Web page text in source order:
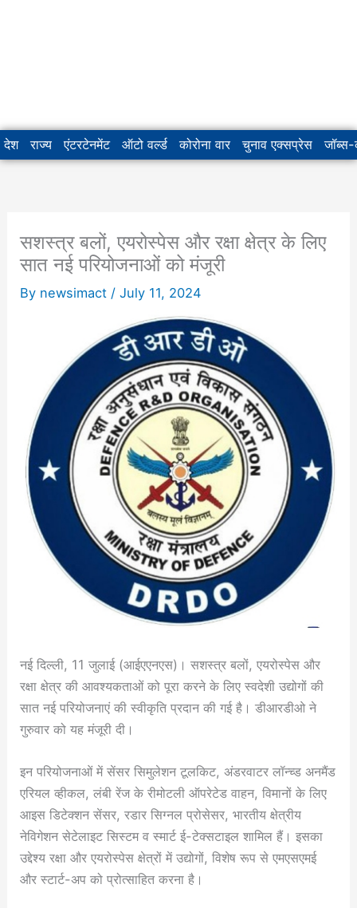
देश राज्य एंटरटेनमेंट ऑटो वर्ल्ड कोरोना वार चुनाव एक्सप्रेस जॉब्स-
सशस्त्र बलों, एयरोस्पेस और रक्षा क्षेत्र के लिए
सात नई परियोजनाओं को मंजूरी
By newsimact /July 11, 2024
नई दिल्ली, 11 जुलाई (आईएएनएस)। सशस्त्र बलों, एयरोस्पेस और
रक्षा क्षेत्र की आवश्यकताओं को पूरा करने के लिए स्वदेशी उद्योगों की
सात नई परियोजनाएं की स्वीकृति प्रदान की गई है। डीआरडीओ ने
गुरुवार को यह मंजूरी दी।
इन परियोजनाओं में सेंसर सिमुलेशन टूलकिट, अंडरवाटर लॉन्च्ड अनमैंड
एरियल व्हीकल, लंबी रेंज के रीमोटली ऑपरेटेड वाहन, विमानों के लिए
आइस डिटेक्शन सेंसर, रडार सिग्नल प्रोसेसर, भारतीय क्षेत्रीय
नेविगेशन सेटेलाइट सिस्टम व स्मार्ट ई-टेक्सटाइल शामिल हैं। इसका
उद्देश्य रक्षा और एयरोस्पेस क्षेत्रों में उद्योगों, विशेष रूप से एमएसएमई
और स्टार्ट-अप को प्रोत्साहित करना है।